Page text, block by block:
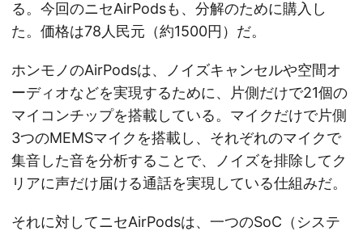
る。今回のニセAirPodsも、分解のために購入し
た。価格は78人民元（約1500円）だ。
ホンモノのAirPodsは、ノイズキャンセルや空間オ
ーディオなどを実現するために、片側だけで21個の
マイコンチップを搭載している。マイクだけで片側
3つのMEMSマイクを搭載し、それぞれのマイクで
集音した音を分析することで、ノイズを排除してク
リアに声だけ届ける通話を実現している仕組みだ。
それに対してニセAirPodsは、一つのSoC（システ